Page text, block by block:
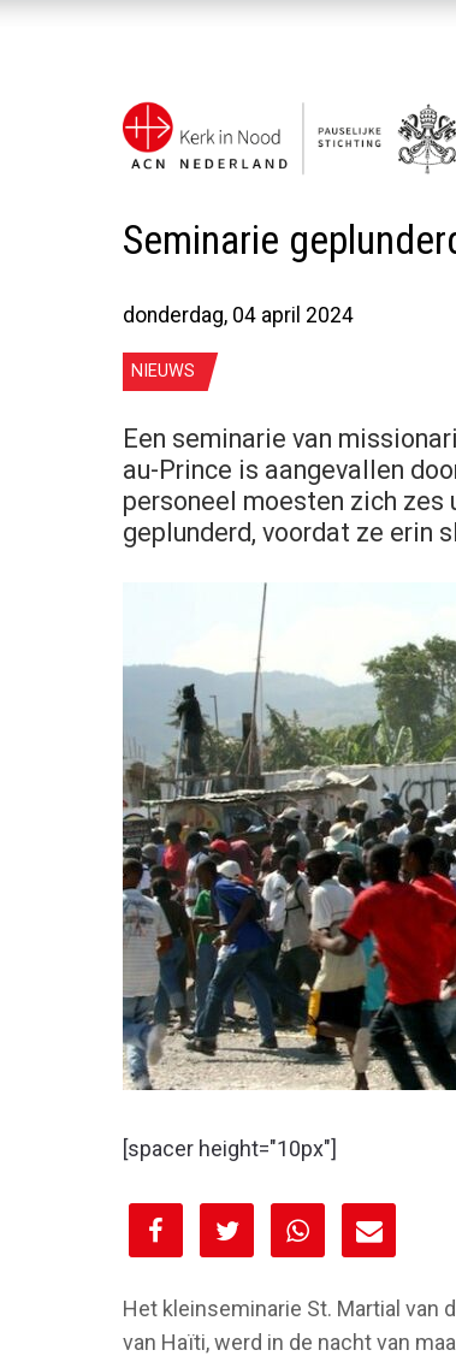
Seminarie
donderdag, 04 april 2024
NIEUWS
Een seminarie van
au-Prince is aangevallen
personeel moesten zich zes
geplunderd, voordat ze erin
[spacer height="10px"]
[spacer height="10px"]
Het kleinseminarie St. Martial van
van Haïti, werd in de nacht van